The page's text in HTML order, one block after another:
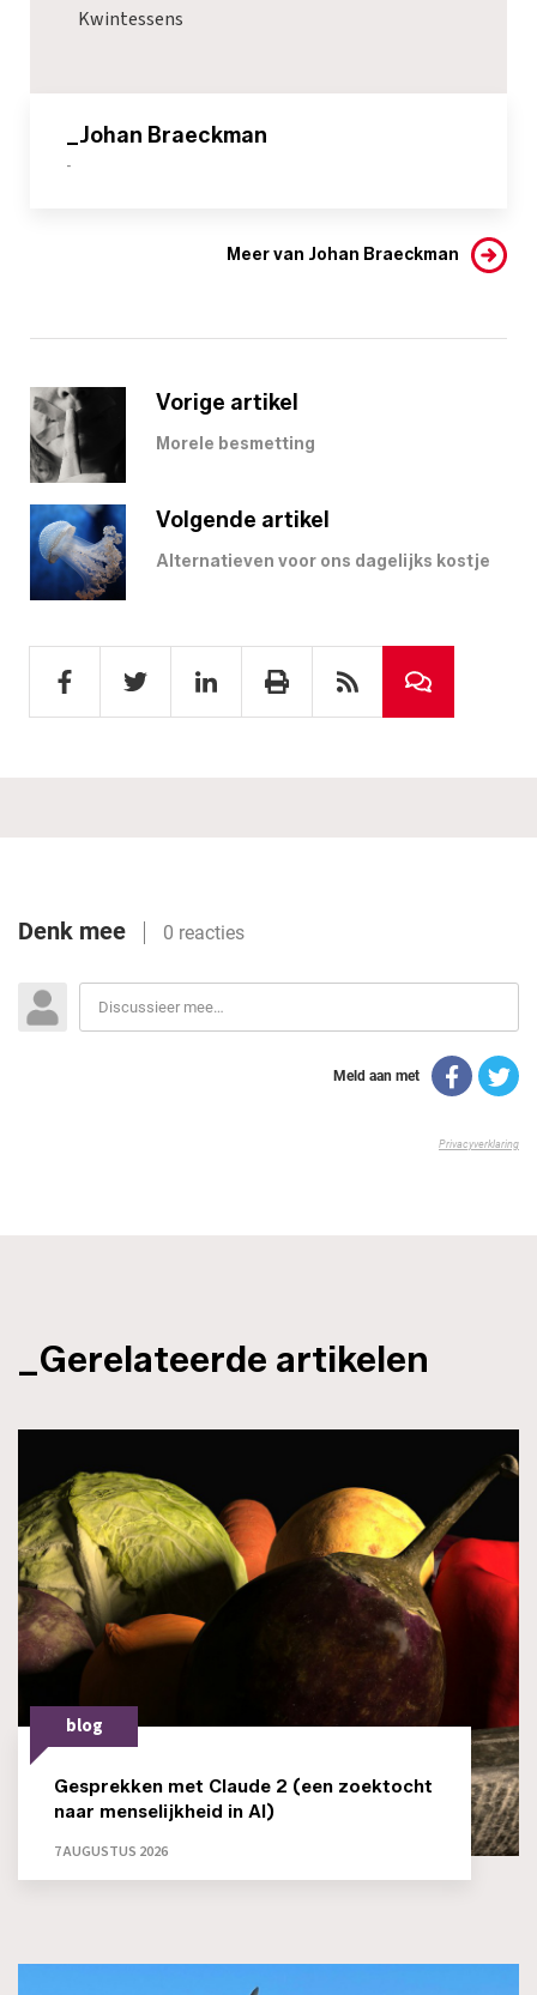
Kwintessens
_Johan Braeckman
-
Meer van Johan Braeckman
Vorige artikel
Morele besmetting
Volgende artikel
Alternatieven voor ons dagelijks kostje
_Gerelateerde artikelen
blog
Gesprekken met Claude 2 (een zoektocht
naar menselijkheid in AI)
7 AUGUSTUS 2026